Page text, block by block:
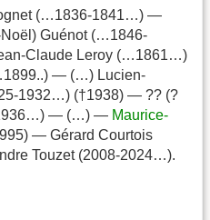
(…1836-1841…) —
Guénot (…1846-
Claude Leroy (…1861…)
— (…) Lucien-
1932…) (†1938) — ?? (?
— (…) — Maurice-
— Gérard Courtois
Touzet (2008-2024…).